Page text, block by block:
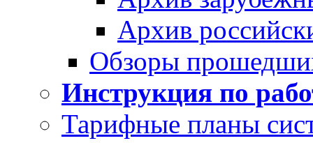
Архив
Обзоры
Инструкция по
Тарифные планы